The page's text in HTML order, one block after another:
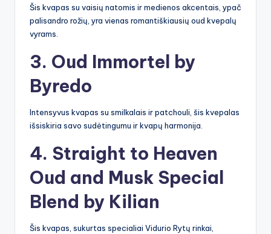
Šis kvapas su vaisių natomis ir medienos akcentais, ypač
palisandro rožių, yra vienas romantiškiausių oud kvepalų
vyrams.
3. Oud Immortel by
Byredo
Intensyvus kvapas su smilkalais ir patchouli, šis kvepalas
išsiskiria savo sudėtingumu ir kvapų harmonija.
4. Straight to Heaven
Oud and Musk Special
Blend by Kilian
Šis kvapas, sukurtas specialiai Vidurio Rytų rinkai,